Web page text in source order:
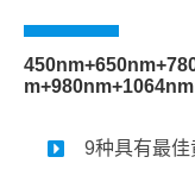
9种具有最